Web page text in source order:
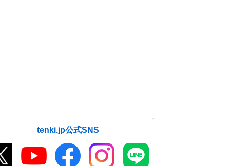
tenki.jp公式SNS